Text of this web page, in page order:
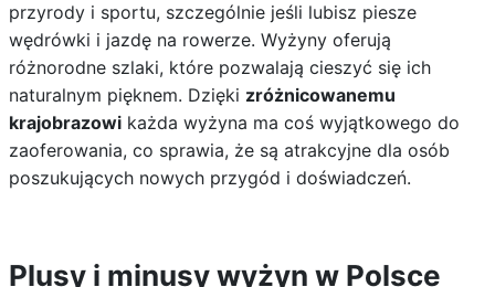
przyrody i sportu, szczególnie jeśli lubisz piesze
wędrówki i jazdę na rowerze. Wyżyny oferują
różnorodne szlaki, które pozwalają cieszyć się ich
naturalnym pięknem. Dzięki zróżnicowanemu
krajobrazowikażda wyżyna ma coś wyjątkowego do
zaoferowania, co sprawia, że są atrakcyjne dla osób
poszukujących nowych przygód i doświadczeń.
Plusy i minusy wyżyn w Polsce